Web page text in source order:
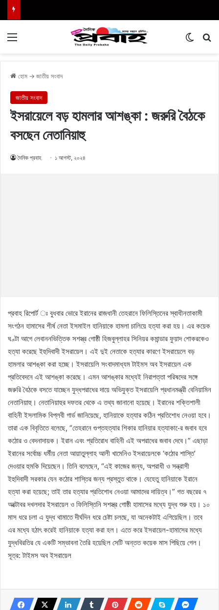
হোম → জাতীয় সংবাদ
জাতীয় সংবাদ
ইসরায়েলে বড় হামলার আশঙ্কা : জরুরি বৈঠকে
বসছেন নেতানিয়াহু
দৈনিক প্রবাহ ১ আগস্ট, ২০২৪
প্রবাহ রিপোর্ট ঃ বুধবার ভোরে ইরানের রাজধানী তেহরানে ফিলিস্তিনের স্বাধীনতাকামী
সংগঠন হামাসের শীর্ষ নেতা ইসমাইল হানিয়াকে হামলা চালিয়ে হত্যা করা হয়। এর কয়েক
ঘণ্টা আগে লেবাননভিত্তিক সশস্ত্র গোষ্ঠী হিজবুল্লাহর সিনিয়র কমান্ডার ফুয়াদ শোকরকেও
হত্যা করেছে ইহুদিবাদী ইসরায়েল। এই দুই নেতাকে হত্যার কারণে ইসরায়েলে বড়
হামলার আশঙ্কা করা হচ্ছে। ইসরায়েলি সংবাদমাধ্যম টাইমস অব ইসরায়েল এক
প্রতিবেদনে এই আশঙ্কা করেছে। এমন আশঙ্কার মধ্যেই নিরাপত্তা পরিষদের সঙ্গে
জরুরি বৈঠকে বসতে যাচ্ছেন যুদ্ধপরাধের দায়ে অভিযুক্ত ইসরায়েলি প্রধানমন্ত্রী বেনিয়ামিন
নেতানিয়াহু। নেতানিয়াহুর দফতর থেকে এ তথ্য জানানো হয়েছে। ইরানের শক্তিশালী
বাহিনী ইসলামিক বিপ্লবী গার্ড জানিয়েছে, হানিয়াকে হত্যার কঠিন প্রতিশোধ নেওয়া হবে।
তারা এক বিবৃতিতে বলেছে, “তেহরানে গুপ্তহত্যার শিকার হানিয়ার হত্যাকা-ের জবাব হবে
কঠোর ও বেদনাদায়ক। ইরান এবং প্রতিরোধ বাহিনী এই অপরাধের জবাব দেবে।” এছাড়া
ইরানের সর্বোচ্চ ধর্মীয় নেতা আয়াতুল্লাহ আলী খামেনিও ইসরায়েলকে ‘কঠোর শাস্তি’
দেওয়ার হুমকি দিয়েছেন। তিনি বলেছেন, “এই কাজের জন্য, অপরাধী ও সন্ত্রাসী
ইহুদিবাদী সরকার যেন কঠোর শাস্তির জন্য প্রস্তুত থাকে। যেহেতু হানিয়াকে ইরানে
হত্যা করা হয়েছে; তাই তার হত্যার প্রতিশোধ নেওয়া আমাদের দায়িত্ব।” গত বছরের ৭
অক্টোবর দখলদার ইসরায়েল ও ফিলিস্তিনি সশস্ত্র গোষ্ঠী হামাসের মধ্যে যুদ্ধ শুরু হয়। ১০
মাস ধরে চলা এ যুদ্ধ থামাতে দীর্ঘদিন ধরে চেষ্টা চলছে, যা অনেকটাই এগিয়েছিল। তবে
এর মধ্যে হঠাৎ করেই হানিয়াকে হত্যা করা হল। এতে করে ইসরায়েল-হামাসের মধ্যে
যুদ্ধবিরতির যে একটি সম্ভাবনা তৈরি হয়েছিল সেটি অন্তত কয়েক মাস পিছিয়ে গেল।
সূত্র: টাইমস অব ইসরায়েল